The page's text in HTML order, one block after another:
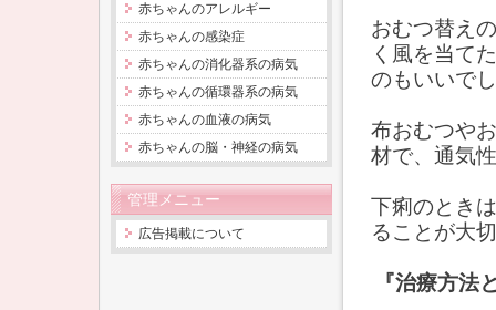
おむつ替え
く風を当て
のもいいで
布おむつや
材で、通気
下痢のとき
ることが大
『治療方法
赤ちゃんのアレルギー
赤ちゃんの感染症
赤ちゃんの消化器系の病気
赤ちゃんの循環器系の病気
赤ちゃんの血液の病気
赤ちゃんの脳・神経の病気
管理メニュー
広告掲載について